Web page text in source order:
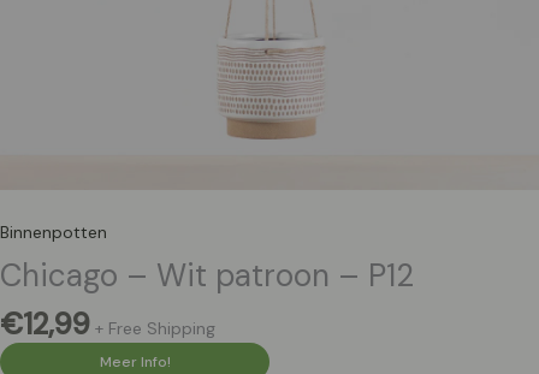
Binnenpotten
Chicago – Wit patroon – P12
€12,99 + Free Shipping
Meer Info!